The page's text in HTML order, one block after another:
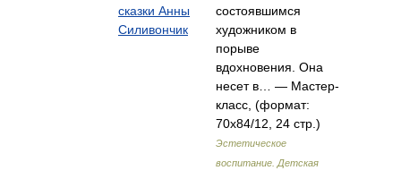
сказки Анны
Силивончик
состоявшимся
художником в
порыве
вдохновения. Она
несет в… — Мастер-
класс, (формат:
70x84/12, 24 стр.)
Эстетическое
воспитание. Детская